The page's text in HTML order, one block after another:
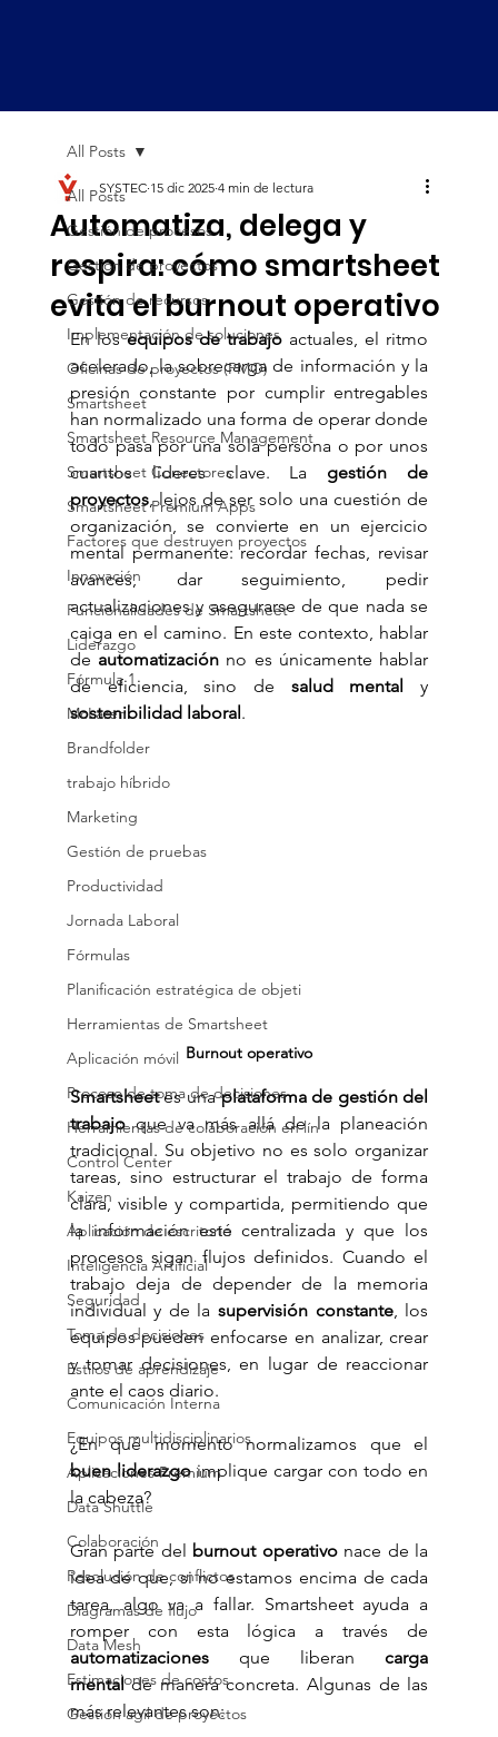
All Posts
Gestión de procesos
Gestión de proyectos
Gestión de recursos
Implementación de soluciones
Oficinas de proyectos (PMO)
Smartsheet
Smartsheet Resource Management
Smartsheet Conectores
Smartsheet Premium Apps
Factores que destruyen proyectos
Innovación
Funcionalidades de Smartsheet
Liderazgo
Fórmula 1
McLaren
Brandfolder
trabajo híbrido
Marketing
Gestión de pruebas
Productividad
Jornada Laboral
Fórmulas
Planificación estratégica de objeti
Herramientas de Smartsheet
Aplicación móvil
Proceso de toma de decisiones
Herramientas de colaboración en lín
Control Center
Kaizen
Aplicación de escritorio
Inteligencia Artificial
Seguridad
Toma de decisiones
Estilos de aprendizaje
Comunicación Interna
Equipos multidisciplinarios
Aplicaciones Premium
Data Shuttle
Colaboración
Resolución de conflictos
Diagramas de flujo
Data Mesh
Estimaciones de costos
Gestión ágil de proyectos
All Posts
Automatiza, delega y
respira: cómo smartsheet
evita el burnout operativo
SYSTEC 15 dic 2025 4 min de lectura
En los equipos de trabajo actuales, el ritmo
acelerado, la sobrecarga de información y la
presión constante por cumplir entregables
han normalizado una forma de operar donde
todo pasa por una sola persona o por unos
cuantos líderes clave. La gestión de
proyectos, lejos de ser solo una cuestión de
organización, se convierte en un ejercicio
mental permanente: recordar fechas, revisar
avances, dar seguimiento, pedir
actualizaciones y asegurarse de que nada se
caiga en el camino. En este contexto, hablar
de automatización no es únicamente hablar
de eficiencia, sino de salud mental
sostenibilidad laboral.
Burnout operativo
Smartsheet es una plataforma de gestión del
trabajo que va más allá de la planeación
tradicional. Su objetivo no es solo organizar
tareas, sino estructurar el trabajo de forma
clara, visible y compartida, permitiendo que
la información esté centralizada y que los
procesos sigan flujos definidos. Cuando el
trabajo deja de depender de la memoria
individual y de la supervisión constante, los
equipos pueden enfocarse en analizar, crear
y tomar decisiones, en lugar de reaccionar
ante el caos diario.
buen liderazgo implique cargar con todo en
la cabeza?
Gran parte del burnout operativo nace de la
idea de que, si no estamos encima de cada
tarea, algo va a fallar. Smartsheet ayuda a
automatizaciones que liberan carga
mental de manera concreta. Algunas de las
más relevantes son: